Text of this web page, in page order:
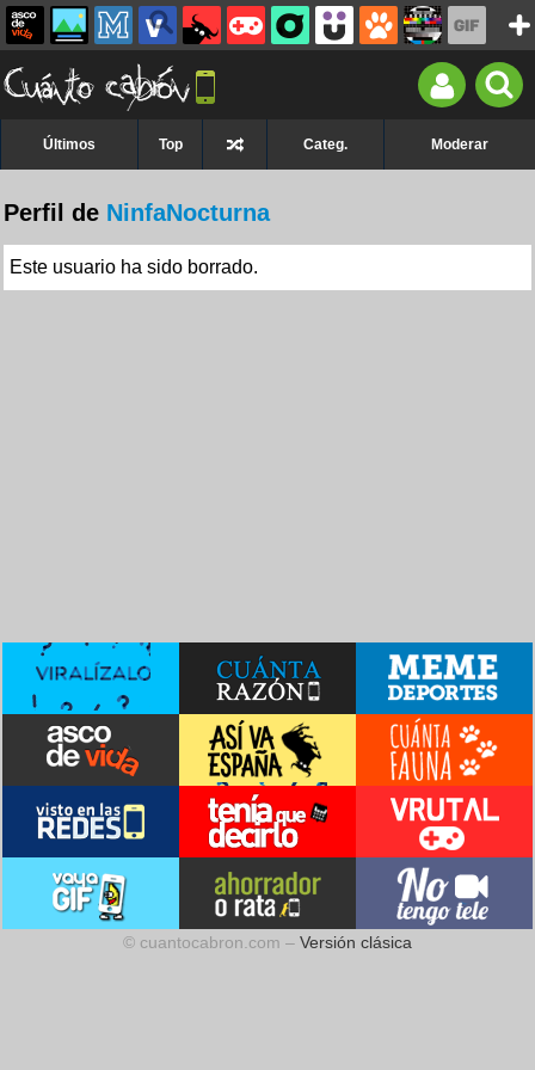
Últimos Top Categ. Moderar
Perfil de NinfaNocturna
Este usuario ha sido borrado.
© cuantocabron.com – Versión clásica